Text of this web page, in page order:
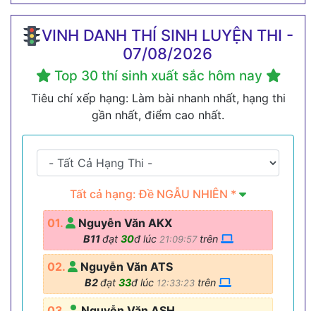
VINH DANH THÍ SINH LUYỆN THI -
07/08/2026
Top 30 thí sinh xuất sắc hôm nay
Tiêu chí xếp hạng: Làm bài nhanh nhất, hạng thi
gần nhất, điểm cao nhất.
Tất cả hạng: Đề NGẪU NHIÊN *
01. Nguyễn Văn AKX
B11đạt 30đ lúc 21:09:57trên
02. Nguyễn Văn ATS
B2đạt 33đ lúc 12:33:23 trên